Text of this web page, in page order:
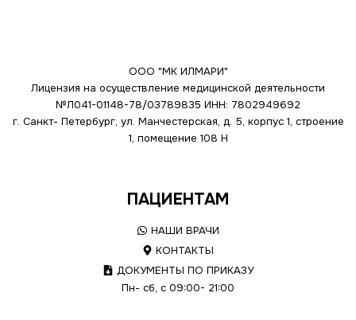
ООО "МК ИЛМАРИ"
Лицензия на осуществление медицинской деятельности
№Л041-01148-78/03789835 ИНН: 7802949692
г. Санкт- Петербург, ул. Манчестерская, д. 5, корпус 1, строение
1, помещение 108 Н
ПАЦИЕНТАМ
НАШИ ВРАЧИ
КОНТАКТЫ
ДОКУМЕНТЫ ПО ПРИКАЗУ
Пн- сб, с 09:00- 21:00